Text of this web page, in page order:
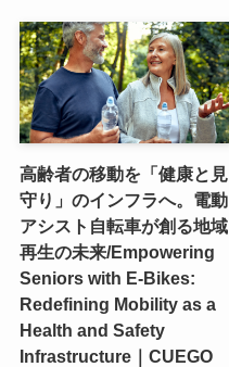
高齢者の移動を「健康と見
守り」のインフラへ。電動
アシスト自転車が創る地域
再生の未来/Empowering
Seniors with E-Bikes:
Redefining Mobility as a
Health and Safety
Infrastructure｜CUEGO